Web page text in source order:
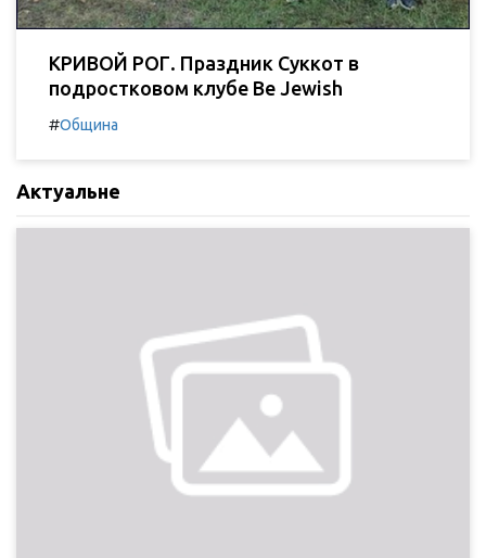
КРИВОЙ РОГ. Праздник Суккот в
подростковом клубе Be Jewish
#Община
Актуальне